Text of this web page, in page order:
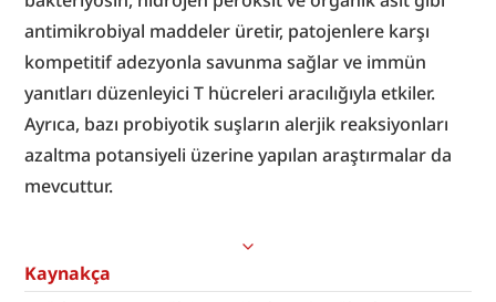
antimikrobiyal maddeler üretir, patojenlere karşı
kompetitif adezyonla savunma sağlar ve immün
yanıtları düzenleyici T hücreleri aracılığıyla etkiler.
Ayrıca, bazı probiyotik suşların alerjik reaksiyonları
azaltma potansiyeli üzerine yapılan araştırmalar da
mevcuttur.
Kaynakça